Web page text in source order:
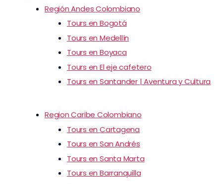
Región Andes Colombiano
Tours en Bogotá
Tours en Medellín
Tours en Boyaca
Tours en El eje cafetero
Tours en Santander | Aventura y Cultura
Region Caribe Colombiano
Tours en Cartagena
Tours en San Andrés
Tours en Santa Marta
Tours en Barranquilla